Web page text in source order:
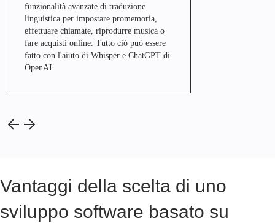
funzionalità avanzate di traduzione
linguistica per impostare promemoria,
effettuare chiamate, riprodurre musica o
fare acquisti online. Tutto ciò può essere
fatto con l'aiuto di Whisper e ChatGPT di
OpenAI.
Vantaggi della scelta di uno
sviluppo software basato su